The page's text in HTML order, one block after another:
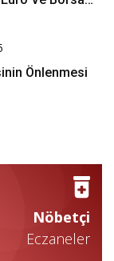
Önlenmesi
Nöbetçi
Eczaneler